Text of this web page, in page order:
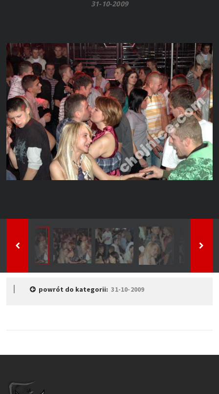
31-10-2009
powrót do kategorii:31-10-2009